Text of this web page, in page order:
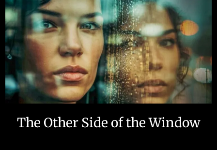
The Other Side of the Window